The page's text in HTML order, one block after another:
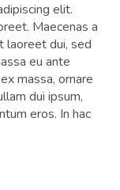
elit.
Maecenas a
laoreet dui, sed
eu ante
massa, ornare
dui ipsum,
eros. In hac